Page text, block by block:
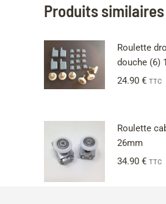
Produits similaires
Roulette
douche (6)
24.90 € TTC
Roulette
26mm
34.90 € TTC